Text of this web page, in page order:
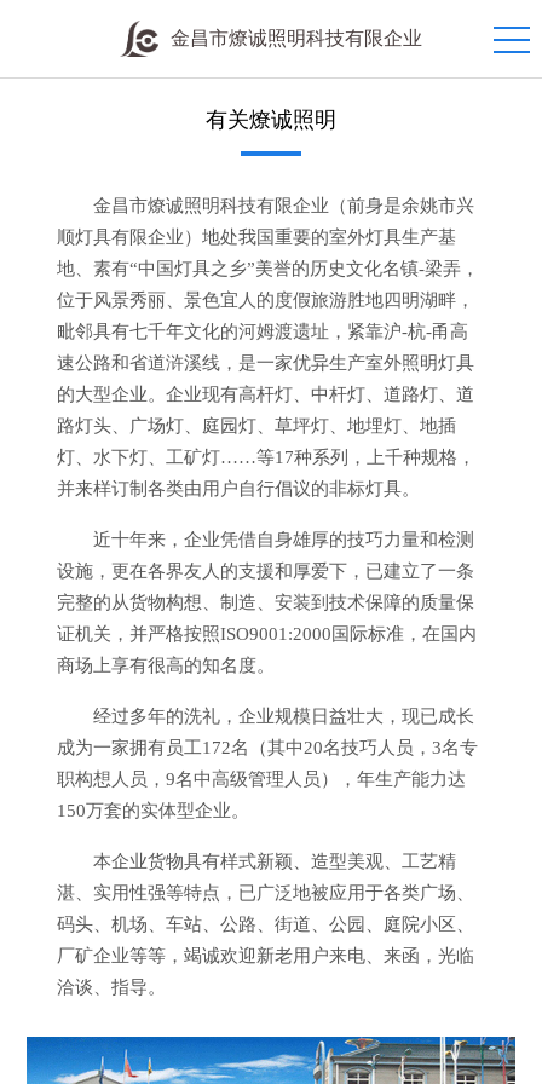
金昌市燎诚照明科技有限企业
有关燎诚照明
金昌市燎诚照明科技有限企业（前身是余姚市兴
顺灯具有限企业）地处我国重要的室外灯具生产基
地、素有“中国灯具之乡”美誉的历史文化名镇-梁弄，
位于风景秀丽、景色宜人的度假旅游胜地四明湖畔，
毗邻具有七千年文化的河姆渡遗址，紧靠沪-杭-甬高
速公路和省道浒溪线，是一家优异生产室外照明灯具
的大型企业。企业现有高杆灯、中杆灯、道路灯、道
路灯头、广场灯、庭园灯、草坪灯、地埋灯、地插
灯、水下灯、工矿灯……等17种系列，上千种规格，
并来样订制各类由用户自行倡议的非标灯具。
近十年来，企业凭借自身雄厚的技巧力量和检测
设施，更在各界友人的支援和厚爱下，已建立了一条
完整的从货物构想、制造、安装到技术保障的质量保
证机关，并严格按照ISO9001:2000国际标准，在国内
商场上享有很高的知名度。
经过多年的洗礼，企业规模日益壮大，现已成长
成为一家拥有员工172名（其中20名技巧人员，3名专
职构想人员，9名中高级管理人员），年生产能力达
150万套的实体型企业。
本企业货物具有样式新颖、造型美观、工艺精
湛、实用性强等特点，已广泛地被应用于各类广场、
码头、机场、车站、公路、街道、公园、庭院小区、
厂矿企业等等，竭诚欢迎新老用户来电、来函，光临
洽谈、指导。